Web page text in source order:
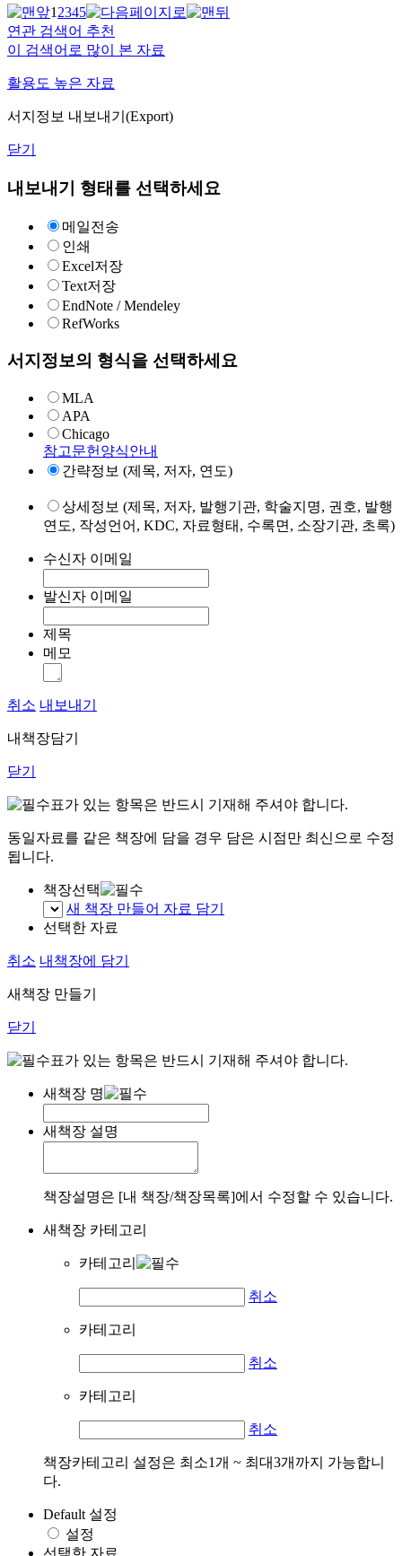
12345
연관 검색어 추천
이 검색어로 많이 본 자료
활용도 높은 자료
서지정보 내보내기(Export)
닫기
내보내기 형태를 선택하세요
메일전송
인쇄
Excel저장
Text저장
EndNote / Mendeley
RefWorks
서지정보의 형식을 선택하세요
MLA
APA
Chicago
참고문헌양식안내
간략정보 (제목, 저자, 연도)
상세정보 (제목, 저자, 발행기관, 학술지명, 권호, 발행
연도, 작성언어, KDC, 자료형태, 수록면, 소장기관, 초록)
수신자 이메일
발신자 이메일
제목
메모
취소 내보내기
내책장담기
닫기
표가 있는 항목은 반드시 기재해 주셔야 합니다.
동일자료를 같은 책장에 담을 경우 담은 시점만 최신으로 수정
됩니다.
책장선택
새 책장 만들어 자료 담기
선택한 자료
취소 내책장에 담기
새책장 만들기
닫기
표가 있는 항목은 반드시 기재해 주셔야 합니다.
새책장 명
새책장 설명
책장설명은 [내 책장/책장목록]에서 수정할 수 있습니다.
새책장 카테고리
카테고리
취소
카테고리
취소
카테고리
취소
책장카테고리 설정은 최소1개 ~ 최대3개까지 가능합니
다.
Default 설정
설정